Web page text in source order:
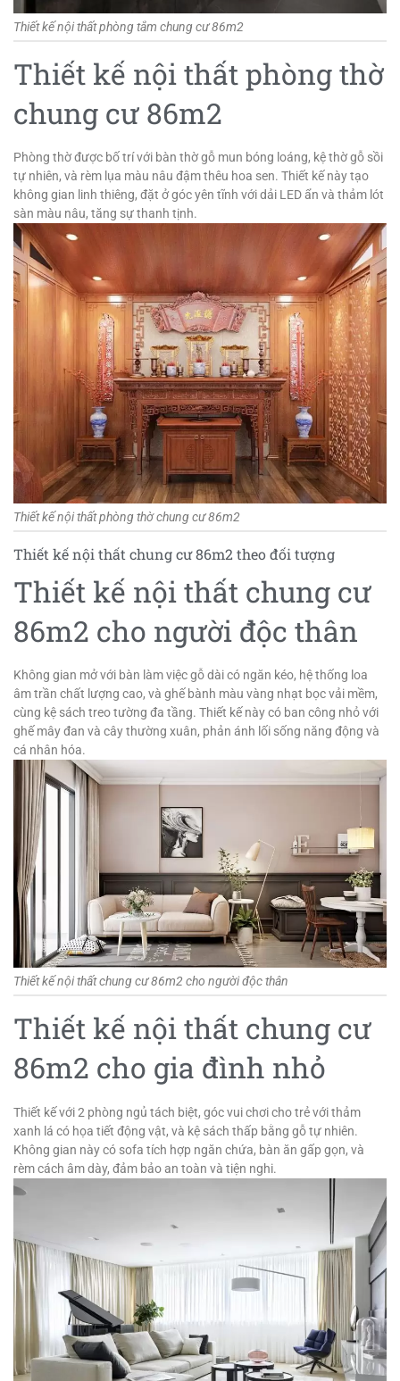
Thiết kế nội thất phòng tắm chung cư 86m2
Thiết kế nội thất phòng thờ
chung cư 86m2
Phòng thờ được bố trí với bàn thờ gỗ mun bóng loáng, kệ thờ gỗ sồi
tự nhiên, và rèm lụa màu nâu đậm thêu hoa sen. Thiết kế này tạo
không gian linh thiêng, đặt ở góc yên tĩnh với dải LED ẩn và thảm lót
sàn màu nâu, tăng sự thanh tịnh.
Thiết kế nội thất phòng thờ chung cư 86m2
Thiết kế nội thất chung cư 86m2 theo đối tượng
Thiết kế nội thất chung cư
86m2 cho người độc thân
Không gian mở với bàn làm việc gỗ dài có ngăn kéo, hệ thống loa
âm trần chất lượng cao, và ghế bành màu vàng nhạt bọc vải mềm,
cùng kệ sách treo tường đa tầng. Thiết kế này có ban công nhỏ với
ghế mây đan và cây thường xuân, phản ánh lối sống năng động và
cá nhân hóa.
Thiết kế nội thất chung cư 86m2 cho người độc thân
Thiết kế nội thất chung cư
86m2 cho gia đình nhỏ
Thiết kế với 2 phòng ngủ tách biệt, góc vui chơi cho trẻ với thảm
xanh lá có họa tiết động vật, và kệ sách thấp bằng gỗ tự nhiên.
Không gian này có sofa tích hợp ngăn chứa, bàn ăn gấp gọn, và
rèm cách âm dày, đảm bảo an toàn và tiện nghi.